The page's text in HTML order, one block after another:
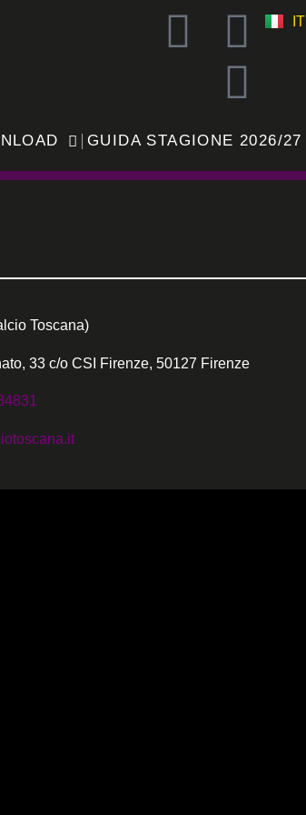
IT
ES
GUIDA STAGIONE 2026/27
Toscana)
33 c/o CSI Firenze, 50127 Firenze